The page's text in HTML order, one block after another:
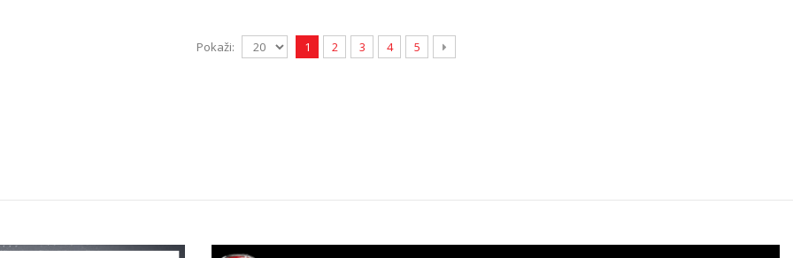
1 2 3 4 5
Pokaži: